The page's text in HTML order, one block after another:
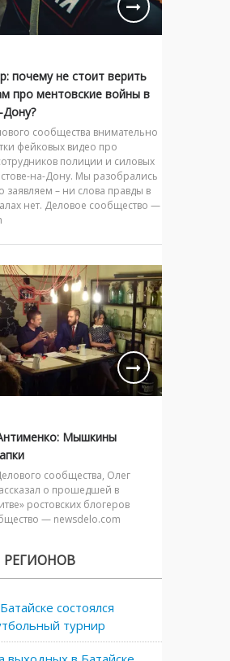
почему не стоит верить
про ментовские войны в
сообщества внимательно
фейковых видео про
полиции и силовых
на-Дону. Мы разобрались
заявляем – ни слова правды в
нет. Деловое сообщество —
Мышкины
сообщества, Олег
о прошедшей в
ростовских блогеров
— newsdelo.com
состоялся
турнир